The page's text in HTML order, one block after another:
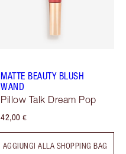
MATTE BEAUTY BLUSH
WAND
Pillow Talk Dream Pop
42,00 €
AGGIUNGI ALLA SHOPPING BAG